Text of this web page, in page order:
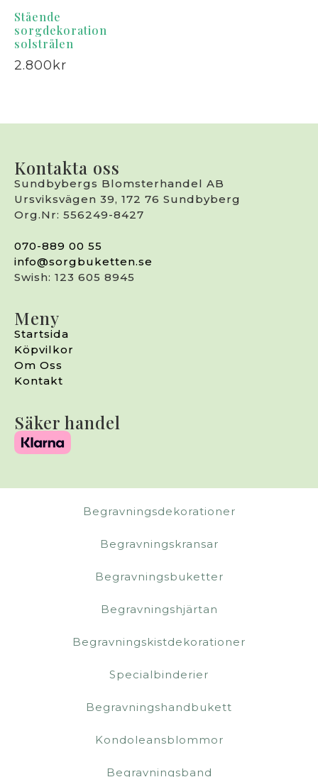
Stående
sorgdekoration
solstrålen
2.800 kr
Kontakta oss
Sundbybergs Blomsterhandel AB
Ursviksvägen 39, 172 76 Sundbyberg
Org.Nr: 556249-8427
070-889 00 55
info@sorgbuketten.se
Swish: 123 605 8945
Meny
Startsida
Köpvilkor
Om Oss
Kontakt
Säker handel
Begravningsdekorationer
Begravningskransar
Begravningsbuketter
Begravningshjärtan
Begravningskistdekorationer
Specialbinderier
Begravningshandbukett
Kondoleansblommor
Begravningsband